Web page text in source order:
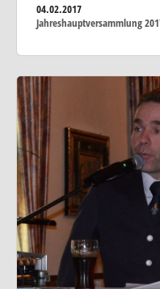
04.02.2017
Jahreshauptversammlung